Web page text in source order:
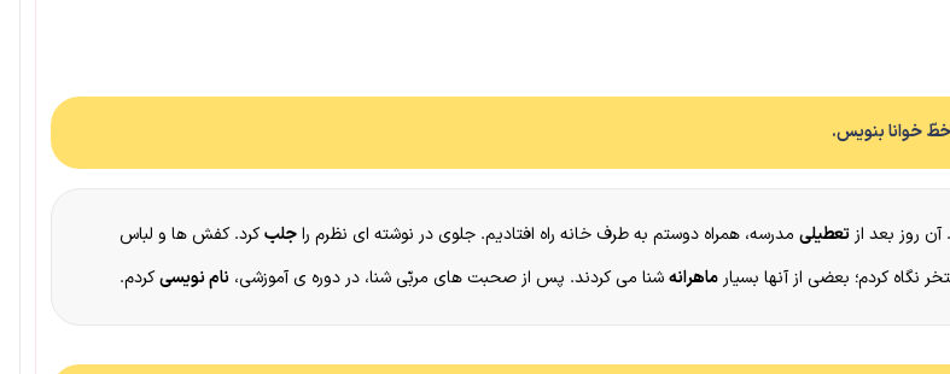
خطّ خوانا بنویس.
روز بعد از تعطیلی مدرسه، همراه دوستم به طرف خانه راه افتادیم. جلوی در نوشته ای نظرم راجلبکرد. کفش ها و لباس
کردم؛ بعضی از آنها بسیار ماهرانهشنا می کردند. پس از صحبت های مربّی شنا، در دوره ی آموزشی، نام نویسیکردم.